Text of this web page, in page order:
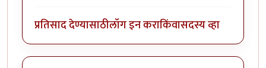
प्रतिसाद देण्यासाठीलॉग इन कराकिंवासदस्य व्हा